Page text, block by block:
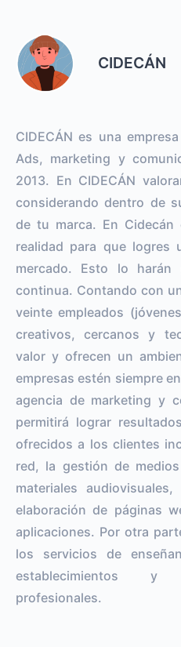
CIDECÁN
CIDECÁN es una
Ads, marketing y
2013. En CIDECÁN
considerando dentro de
de tu marca. En
realidad para que logres
mercado. Esto lo harán
continua. Contando con
veinte empleados
creativos, cercanos y
valor y ofrecen un
empresas estén siempre
agencia de marketing y
permitirá lograr
ofrecidos a los clientes
red, la gestión de
materiales
elaboración de páginas
aplicaciones. Por otra
los servicios de
establecimientos y
profesionales.